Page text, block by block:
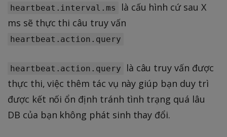
heartbeat.interval.ms
là cấu hình cứ sau X
ms sẽ thực thi câu truy vấn
heartbeat.action.query
heartbeat.action.query
là câu truy vấn được
thực thi, việc thêm tác vụ này giúp bạn duy trì
được kết nối ổn định tránh tình trạng quá lâu
DB của bạn không phát sinh thay đổi.